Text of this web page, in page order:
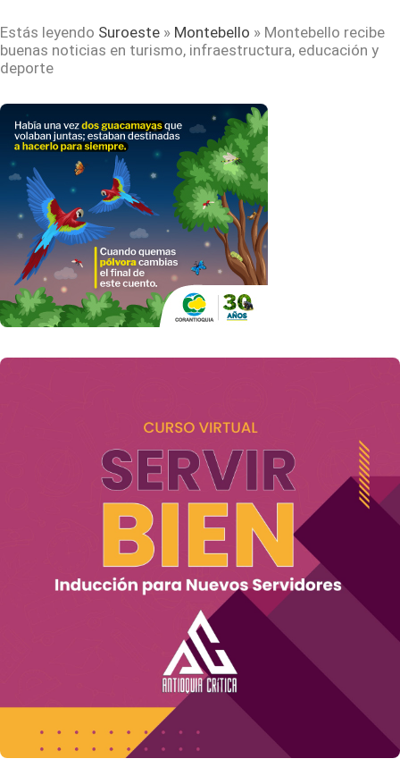
Estás leyendo Suroeste » Montebello » Montebello recibe
buenas noticias en turismo, infraestructura, educación y
deporte